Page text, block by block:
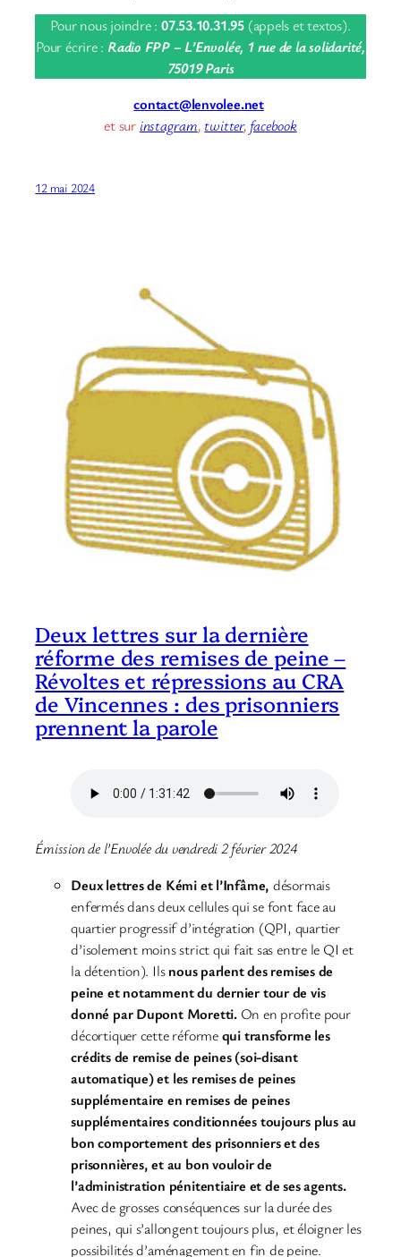
Pour nous joindre : 07.53.10.31.95 (appels et textos).
Pour écrire : Radio FPP – L’Envolée, 1 rue de la solidarité,
75019 Paris
contact@lenvolee.net
et sur instagram, twitter, facebook
12 mai 2024
Deux lettres sur la dernière
réforme des remises de peine –
Révoltes et répressions au CRA
de Vincennes : des prisonniers
prennent la parole
Émission de l’Envolée du vendredi 2 février 2024
Deux lettres de Kémi et l’Infâme, désormais
enfermés dans deux cellules qui se font face au
quartier progressif d’intégration (QPI, quartier
d’isolement moins strict qui fait sas entre le QI et
la détention). Ilsnous parlent des remises de
peine et notamment du dernier tour de vis
donné par Dupont Moretti.On en profite pour
décortiquer cette réformequi transforme les
crédits de remise de peines (soi-disant
automatique) et les remises de peines
supplémentaire en remises de peines
supplémentaires conditionnées toujours plus au
bon comportement des prisonniers et des
prisonnières, et au bon vouloir de
l’administration pénitentiaire et de ses agents.
Avec de grosses conséquences sur la durée des
peines, qui s’allongent toujours plus, et éloigner les
possibilités d’aménagement en fin de peine.